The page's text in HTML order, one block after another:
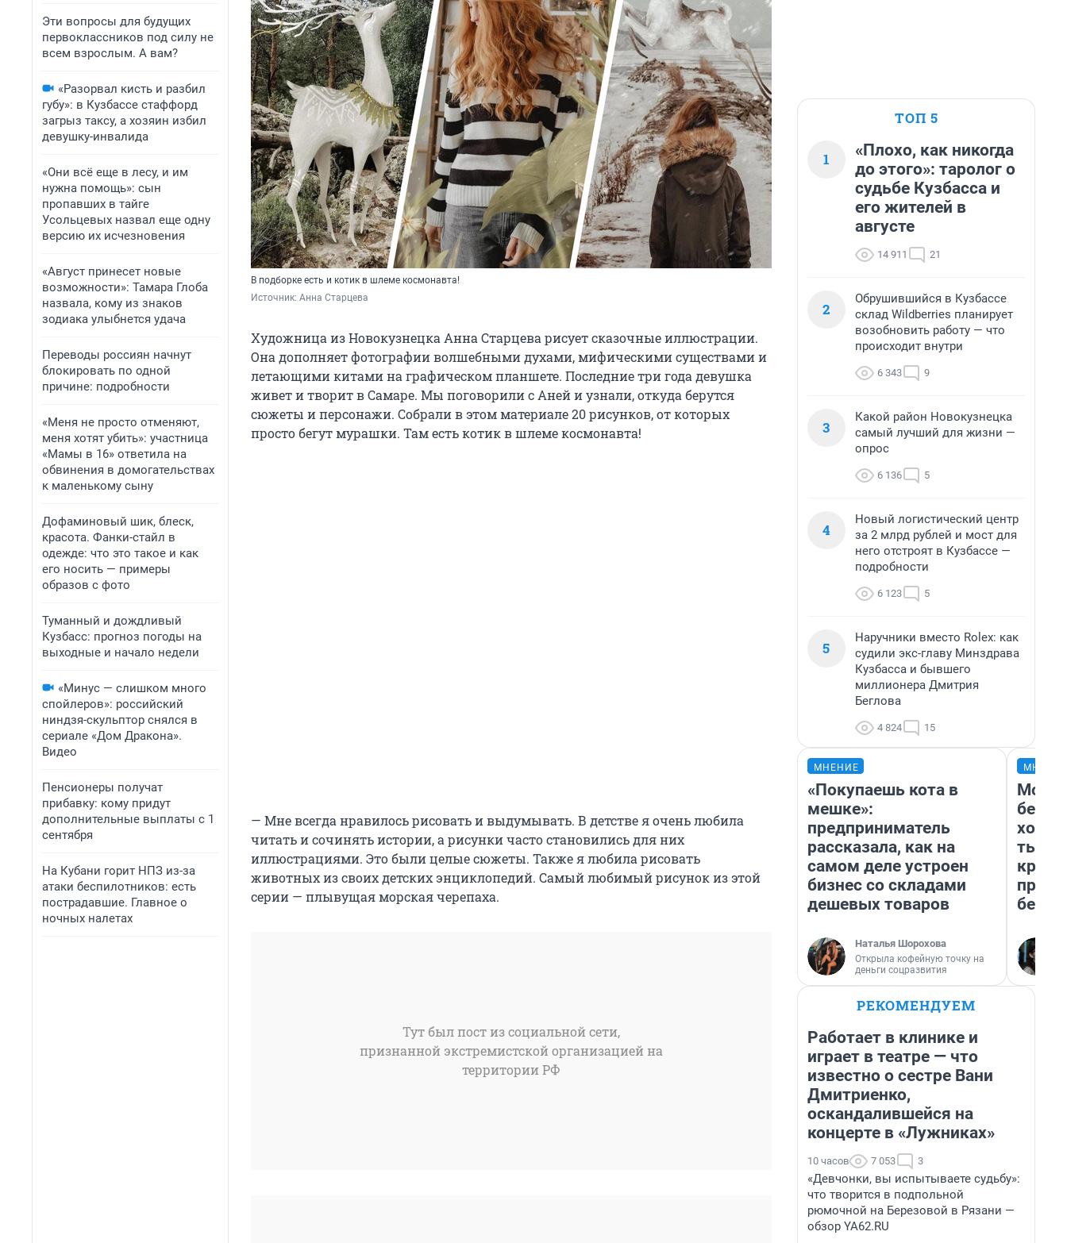
Эти вопросы для будущих
первоклассников под силу не
всем взрослым. А вам?
«Разорвал кисть и разбил
губу»: в Кузбассе стаффорд
загрыз таксу, а хозяин избил
девушку-инвалида
«Они всё еще в лесу, и им
нужна помощь»: сын
пропавших в тайге
Усольцевых назвал еще одну
версию их исчезновения
«Август принесет новые
возможности»: Тамара Глоба
назвала, кому из знаков
зодиака улыбнется удача
Переводы россиян начнут
блокировать по одной
причине: подробности
«Меня не просто отменяют,
меня хотят убить»: участница
«Мамы в 16» ответила на
обвинения в домогательствах
к маленькому сыну
Дофаминовый шик, блеск,
красота. Фанки-стайл в
одежде: что это такое и как
его носить — примеры
образов с фото
Туманный и дождливый
Кузбасс: прогноз погоды на
выходные и начало недели
«Минус — слишком много
спойлеров»: российский
ниндзя-скульптор снялся в
сериале «Дом Дракона».
Видео
Пенсионеры получат
прибавку: кому придут
дополнительные выплаты с 1
сентября
На Кубани горит НПЗ из-за
атаки беспилотников: есть
пострадавшие. Главное о
ночных налетах
В подборке есть и котик в шлеме космонавта!
Источник: Анна Старцева
Художница из Новокузнецка Анна Старцева рисует сказочные иллюстрации.
Она дополняет фотографии волшебными духами, мифическими существами и
летающими китами на графическом планшете. Последние три года девушка
живет и творит в Самаре. Мы поговорили с Аней и узнали, откуда берутся
сюжеты и персонажи. Собрали в этом материале 20 рисунков, от которых
просто бегут мурашки. Там есть котик в шлеме космонавта!
— Мне всегда нравилось рисовать и выдумывать. В детстве я очень любила
читать и сочинять истории, а рисунки часто становились для них
иллюстрациями. Это были целые сюжеты. Также я любила рисовать
животных из своих детских энциклопедий. Самый любимый рисунок из этой
серии — плывущая морская черепаха.
Тут был пост из социальной сети,
признанной экстремистской организацией на
территории РФ
ТОП 5
1
«Плохо, как никогда
до этого»: таролог о
судьбе Кузбасса и
его жителей в
августе
14 911 21
2
Обрушившийся в Кузбассе
склад Wildberries планирует
возобновить работу — что
происходит внутри
6 343 9
3
Какой район Новокузнецка
самый лучший для жизни —
опрос
6 136 5
4
Новый логистический центр
за 2 млрд рублей и мост для
него отстроят в Кузбассе —
подробности
6 123 5
5
Наручники вместо Rolex: как
судили экс-главу Минздрава
Кузбасса и бывшего
миллионера Дмитрия
Беглова
4 824 15
МНЕНИЕ
«Покупаешь кота в
мешке»:
предприниматель
рассказала, как на
самом деле устроен
бизнес со складами
дешевых товаров
Наталья Шорохова
Открыла кофейную точку на
деньги соцразвития
Мой
РЕКОМЕНДУЕМ
Работает в клинике и
играет в театре — что
известно о сестре Вани
Дмитриенко,
оскандалившейся на
концерте в «Лужниках»
10 часов 7 053 3
«Девчонки, вы испытываете судьбу»:
что творится в подпольной
рюмочной на Березовой в Рязани —
обзор YA62.RU